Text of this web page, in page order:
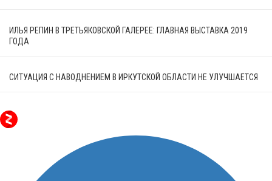
ИЛЬЯ РЕПИН В ТРЕТЬЯКОВСКОЙ ГАЛЕРЕЕ: ГЛАВНАЯ ВЫСТАВКА 2019
ГОДА
СИТУАЦИЯ С НАВОДНЕНИЕМ В ИРКУТСКОЙ ОБЛАСТИ НЕ УЛУЧШАЕТСЯ